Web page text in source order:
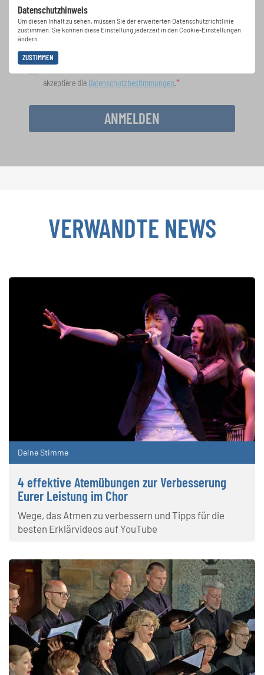
Datenschutzhinweis
Um diesen Inhalt zu sehen, müssen Sie der erweiterten Datenschutzrichtlinie
zustimmen. Sie können diese Einstellung jederzeit in den Cookie-Einstellungen
ändern.
ZUSTIMMEN
kostenlosen INTERKULTUR-Newsletter.
akzeptiere die Datenschutzbestimmungen .
ANMELDEN
VERWANDTE NEWS
Deine Stimme
4 effektive Atemübungen zur Verbesserung
Eurer Leistung im Chor
Wege, das Atmen zu verbessern und Tipps für die
besten Erklärvideos auf YouTube